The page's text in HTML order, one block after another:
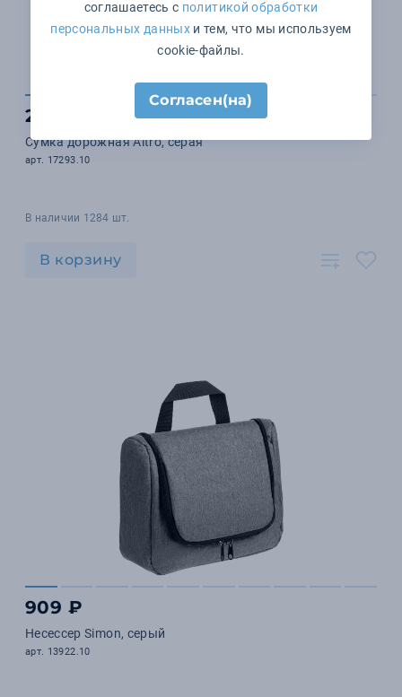
2 585 ₽
Сумка дорожная Altro, серая
арт. 17293.10
В наличии 1284 шт.
В корзину
909 ₽
Несессер Simon, серый
арт. 13922.10
соглашаетесь с политикой обработки
персональных данныхи тем, что мы используем
cookie-файлы.
Согласен(на)